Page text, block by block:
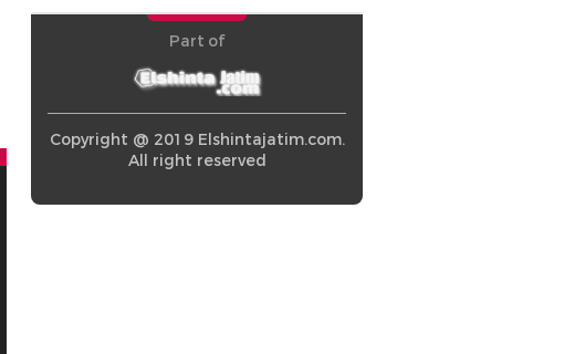
Budi” Pemerintah
Part of
Copyright @ 2019 Elshintajatim.com.
All right reserved